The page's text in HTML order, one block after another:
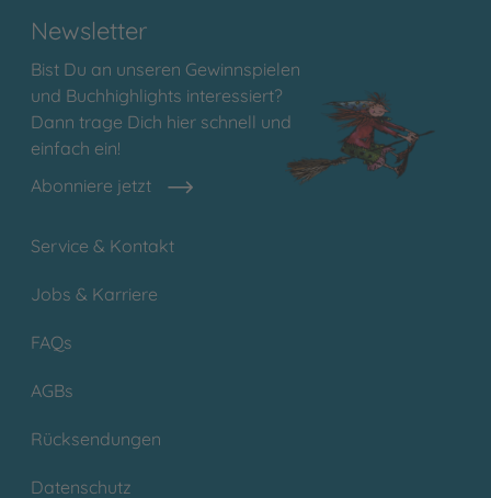
Newsletter
Bist Du an unseren Gewinnspielen
und Buchhighlights interessiert?
Dann trage Dich hier schnell und
einfach ein!
Abonniere jetzt
Service & Kontakt
Jobs & Karriere
FAQs
AGBs
Rücksendungen
Datenschutz